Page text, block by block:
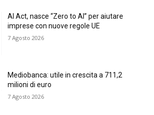
AI Act, nasce “Zero to AI” per aiutare
imprese con nuove regole UE
7 Agosto 2026
Mediobanca: utile in crescita a 711,2
milioni di euro
7 Agosto 2026